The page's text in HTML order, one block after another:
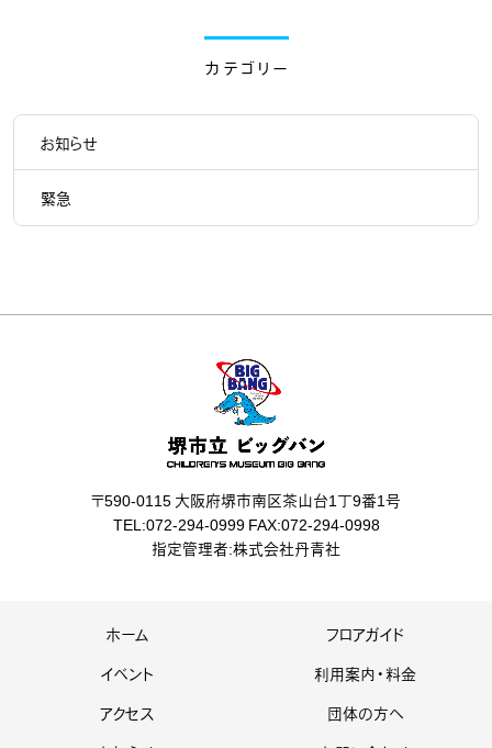
カテゴリー
お知らせ
緊急
〒590-0115 大阪府堺市南区茶山台1丁9番1号
TEL:072-294-0999 FAX:072-294-0998
指定管理者:株式会社丹青社
ホーム
フロアガイド
イベント
利用案内・料金
アクセス
団体の方へ